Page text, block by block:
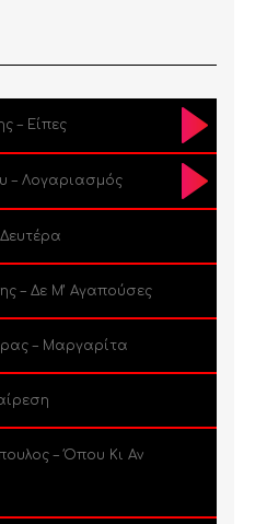
– Είπες
– Λογαριασμός
– Δε Μ’ Αγαπούσες
– Μαργαρίτα
– Όπου Κι Αν